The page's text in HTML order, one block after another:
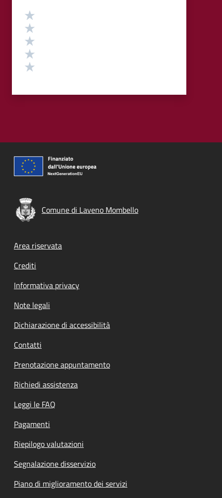
Valutazione
Comune di Laveno Mombello
Footer menu
Area riservata
Crediti
Informativa privacy
Note legali
Dichiarazione di accessibilità
Contatti
Prenotazione appuntamento
Richiedi assistenza
Leggi le FAQ
Pagamenti
Riepilogo valutazioni
Segnalazione disservizio
Piano di miglioramento dei servizi